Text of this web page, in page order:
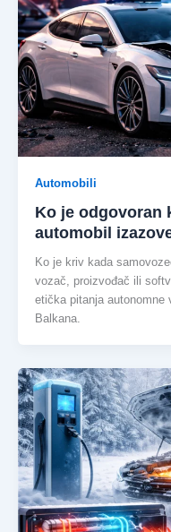
Automobili
Ko je odgovoran
automobil
Ko je kriv kada
vozač, proizvođač ili
etička pitanja autonomne
Balkana.